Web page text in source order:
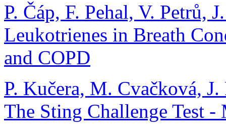
P. Čáp, F. Pehal, V. Petrů,
Leukotrienes in Breath
and COPD
P. Kučera, M. Cvačková, J.
The Sting Challenge Test